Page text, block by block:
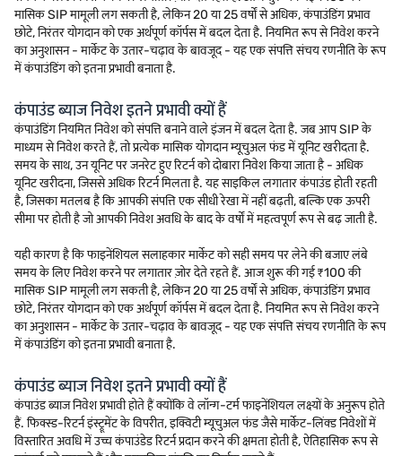
मासिक SIP मामूली लग सकती है, लेकिन 20 या 25 वर्षों से अधिक, कंपाउंडिंग प्रभाव
छोटे, निरंतर योगदान को एक अर्थपूर्ण कॉर्पस में बदल देता है. नियमित रूप से निवेश करने
का अनुशासन - मार्केट के उतार-चढ़ाव के बावजूद - यह एक संपत्ति संचय रणनीति के रूप
में कंपाउंडिंग को इतना प्रभावी बनाता है.
कंपाउंड ब्याज निवेश इतने प्रभावी क्यों हैं
कंपाउंडिंग नियमित निवेश को संपत्ति बनाने वाले इंजन में बदल देता है. जब आप SIP के
माध्यम से निवेश करते हैं, तो प्रत्येक मासिक योगदान म्यूचुअल फंड में यूनिट खरीदता है.
समय के साथ, उन यूनिट पर जनरेट हुए रिटर्न को दोबारा निवेश किया जाता है - अधिक
यूनिट खरीदना, जिससे अधिक रिटर्न मिलता है. यह साइकिल लगातार कंपाउंड होती रहती
है, जिसका मतलब है कि आपकी संपत्ति एक सीधी रेखा में नहीं बढ़ती, बल्कि एक ऊपरी
सीमा पर होती है जो आपकी निवेश अवधि के बाद के वर्षों में महत्वपूर्ण रूप से बढ़ जाती है.
यही कारण है कि फाइनेंशियल सलाहकार मार्केट को सही समय पर लेने की बजाए लंबे
समय के लिए निवेश करने पर लगातार ज़ोर देते रहते हैं. आज शुरू की गई ₹100 की
मासिक SIP मामूली लग सकती है, लेकिन 20 या 25 वर्षों से अधिक, कंपाउंडिंग प्रभाव
छोटे, निरंतर योगदान को एक अर्थपूर्ण कॉर्पस में बदल देता है. नियमित रूप से निवेश करने
का अनुशासन - मार्केट के उतार-चढ़ाव के बावजूद - यह एक संपत्ति संचय रणनीति के रूप
में कंपाउंडिंग को इतना प्रभावी बनाता है.
कंपाउंड ब्याज निवेश इतने प्रभावी क्यों हैं
कंपाउंड ब्याज निवेश प्रभावी होते हैं क्योंकि वे लॉन्ग-टर्म फाइनेंशियल लक्ष्यों के अनुरूप होते
हैं. फिक्स्ड-रिटर्न इंस्ट्रूमेंट के विपरीत, इक्विटी म्यूचुअल फंड जैसे मार्केट-लिंक्ड निवेशों में
विस्तारित अवधि में उच्च कंपाउंडेड रिटर्न प्रदान करने की क्षमता होती है, ऐतिहासिक रूप से